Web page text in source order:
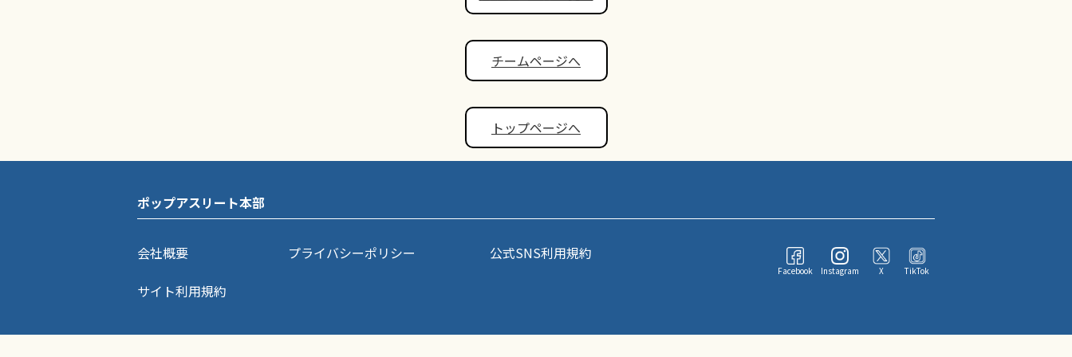
チームページへ
トップページへ
ポップアスリート本部
会社概要 プライバシーポリシー
公式SNS利用規約
サイト利用規約
Facebook Instagram X TikTok